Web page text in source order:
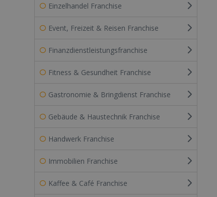
Einzelhandel Franchise
Event, Freizeit & Reisen Franchise
Finanzdienstleistungsfranchise
Fitness & Gesundheit Franchise
Gastronomie & Bringdienst Franchise
Gebäude & Haustechnik Franchise
Handwerk Franchise
Immobilien Franchise
Kaffee & Café Franchise